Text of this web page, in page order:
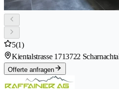
5(1)
Kientalstrasse 1713722
Offerte anfragen